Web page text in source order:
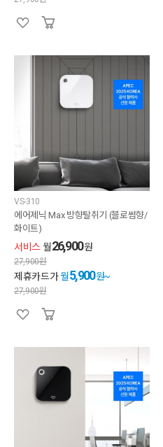
VS-310
에어제닉 Max 방향탈취기 (블로썸향/
화이트)
서비스 월26,900원
27,900원
제휴카드가 월5,900원~
27,900원